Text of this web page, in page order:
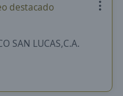
destacado
SAN LUCAS,C.A.